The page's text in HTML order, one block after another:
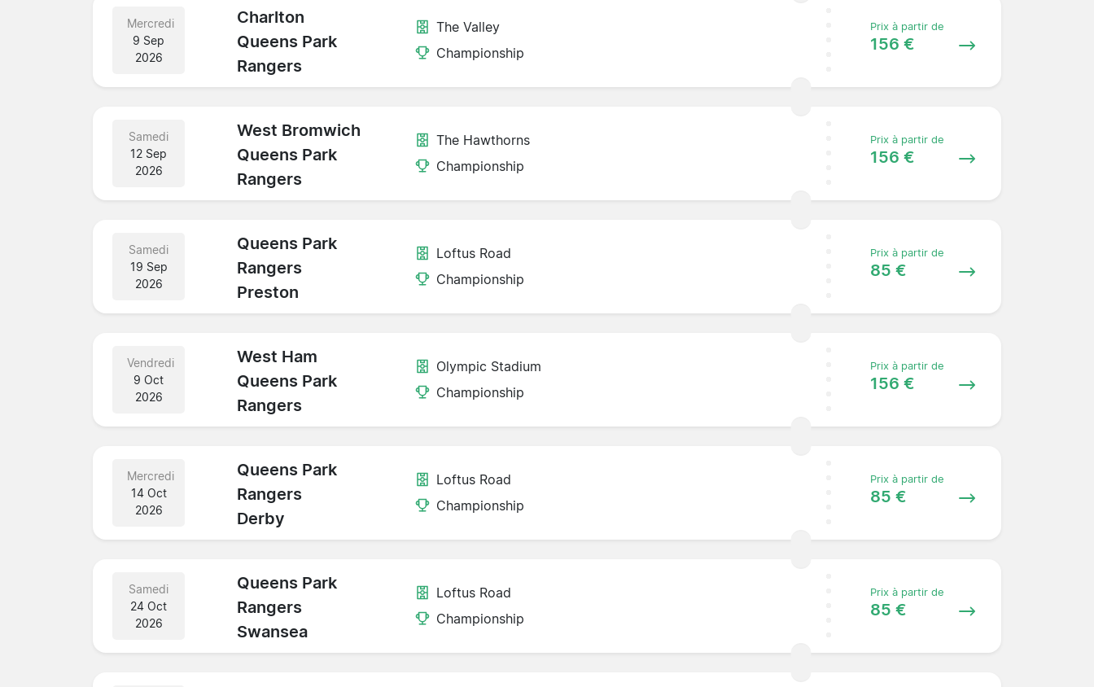
Mercredi
9 Sep
2026
Charlton
Queens Park
Rangers
The Valley
Championship
Prix à partir de
156 €
Samedi
12 Sep
2026
West Bromwich
Queens Park
Rangers
The Hawthorns
Championship
Prix à partir de
156 €
Samedi
19 Sep
2026
Queens Park
Rangers
Preston
Loftus Road
Championship
Prix à partir de
85 €
Vendredi
9 Oct
2026
West Ham
Queens Park
Rangers
Olympic Stadium
Championship
Prix à partir de
156 €
Mercredi
14 Oct
2026
Queens Park
Rangers
Derby
Loftus Road
Championship
Prix à partir de
85 €
Samedi
24 Oct
2026
Queens Park
Rangers
Swansea
Loftus Road
Championship
Prix à partir de
85 €